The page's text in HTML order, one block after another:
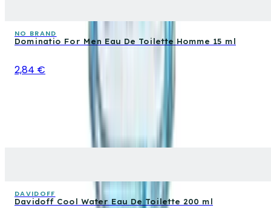
NO BRAND
Dominatio For Men Eau De Toilette Homme 15 ml
2,84 €
DAVIDOFF
Davidoff Cool Water Eau De Toilette 200 ml